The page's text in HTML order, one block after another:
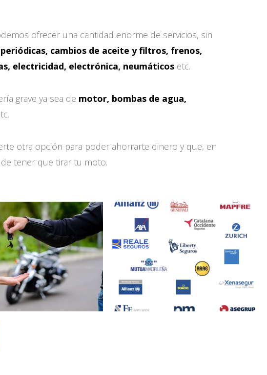
ofrecer una cantidad enorme de servicios, sin
cambios de aceite y filtros, frenos,
electricidad, electrónica, neumáticosetc.
grave ya sea de motor, bombas de agua,
otra opción para poder ahorrarte dinero y que, en
tener que tirar tu moto.
Motos Madrid
Saber más
Todos los seguros y Garantía Oficial
Saber más